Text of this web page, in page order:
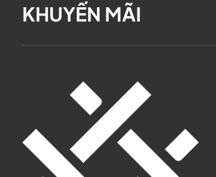
KHUYẾN MÃI